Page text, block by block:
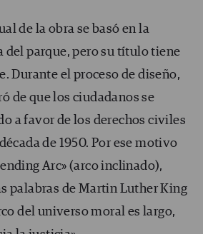
de la obra se basó en la
del parque, pero su título tiene
Durante el proceso de diseño,
de que los ciudadanos se
a favor de los derechos civiles
de 1950. Por ese motivo
Arc» (arco inclinado),
palabras de Martin Luther King
del universo moral es largo,